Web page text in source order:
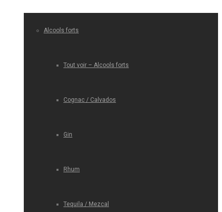
Alcools forts
Tout voir – Alcools forts
Cognac / Calvados
Gin
Rhum
Tequila / Mezcal